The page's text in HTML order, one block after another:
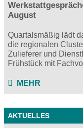
August
Quartalsmäßig lädt
die regionalen
Zulieferer und
Frühstück mit
MEHR
AKTUELLES